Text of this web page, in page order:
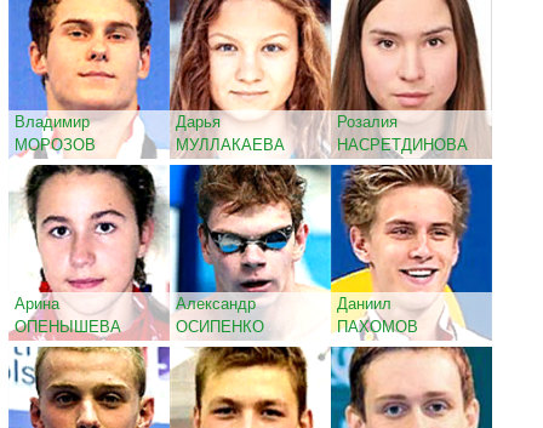
Владимир
МОРОЗОВ
Дарья
МУЛЛАКАЕВА
Розалия
НАСРЕТДИНОВА
Арина
ОПЕНЫШЕВА
Александр
ОСИПЕНКО
Даниил
ПАХОМОВ